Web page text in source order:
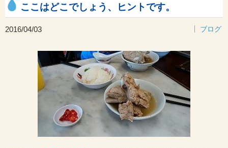
ここはどこでしょう、ヒントです。
2016/04/03 ブログ